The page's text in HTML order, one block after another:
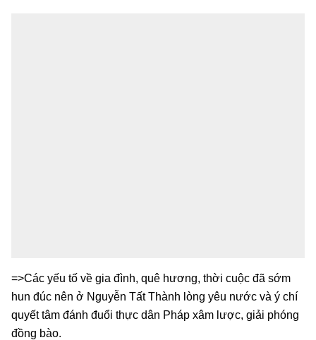
=>Các yếu tố về gia đình, quê hương, thời cuộc đã sớm
hun đúc nên ở Nguyễn Tất Thành lòng yêu nước và ý chí
quyết tâm đánh đuổi thực dân Pháp xâm lược, giải phóng
đồng bào.